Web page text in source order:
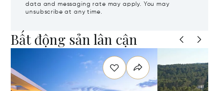
data and messaging rate may apply. You may
unsubscribe at any time.
Bất động sản lân cận